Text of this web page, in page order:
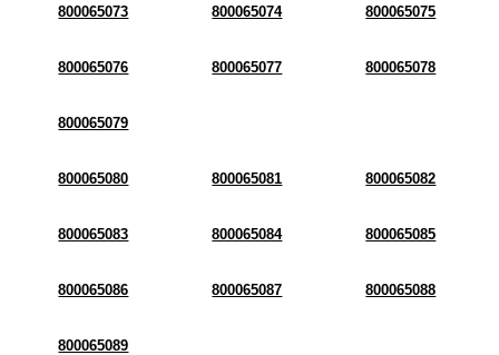
800065073 800065074 800065075
800065076 800065077 800065078
800065079
800065080 800065081 800065082
800065083 800065084 800065085
800065086 800065087 800065088
800065089